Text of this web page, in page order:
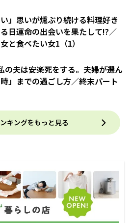
い」思いが燻ぶり続ける料理好き
日運命の出会いを果たして!?／
と食べたい女1（1）
の夫は安楽死をする。夫婦が選ん
」までの過ごし方／終末パート
キングをもっと見る